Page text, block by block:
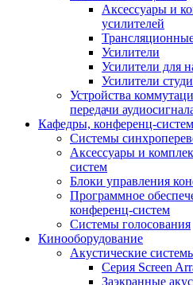
Аксессуары и
усилителей
Усилители
Усилители для
Усилители
Устройства
передачи
Кафедры, конференц-
Cистемы
Аксессуары и
систем
Блоки управления
Программное
конференц-систем
Системы голосования
Кинооборудование
Акустические
Cерия Screen
Заэкранные